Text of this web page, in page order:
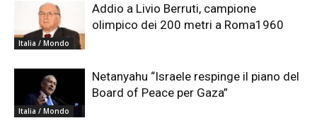
Italia / Mondo
Addio a Livio Berruti, campione
olimpico dei 200 metri a Roma1960
Italia / Mondo
Netanyahu “Israele respinge il piano del
Board of Peace per Gaza”